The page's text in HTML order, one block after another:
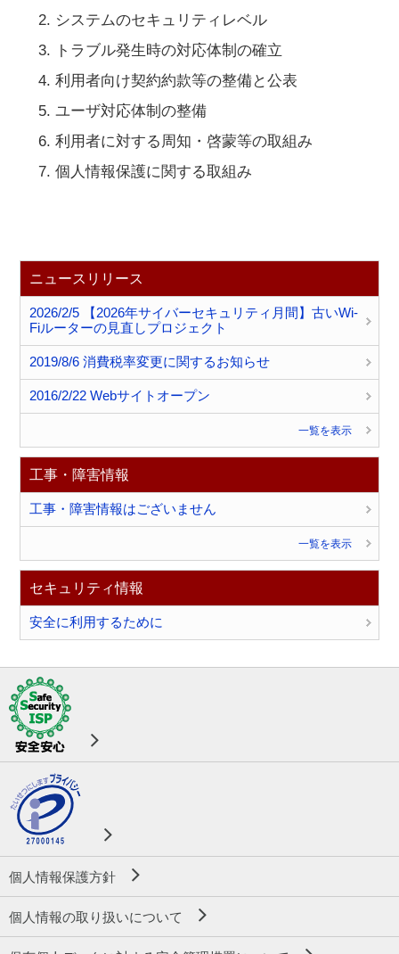
システムのセキュリティレベル
トラブル発生時の対応体制の確立
利用者向け契約約款等の整備と公表
ユーザ対応体制の整備
利用者に対する周知・啓蒙等の取組み
個人情報保護に関する取組み
ニュースリリース
2026/2/5 【2026年サイバーセキュリティ月間】古いWi-
Fiルーターの見直しプロジェクト
2019/8/6 消費税率変更に関するお知らせ
2016/2/22 Webサイトオープン
一覧を表示
工事・障害情報
工事・障害情報はございません
一覧を表示
セキュリティ情報
安全に利用するために
個人情報保護方針
個人情報の取り扱いについて